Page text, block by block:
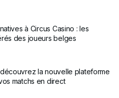
à Circus Casino : les
des joueurs belges
la nouvelle plateforme
matchs en direct